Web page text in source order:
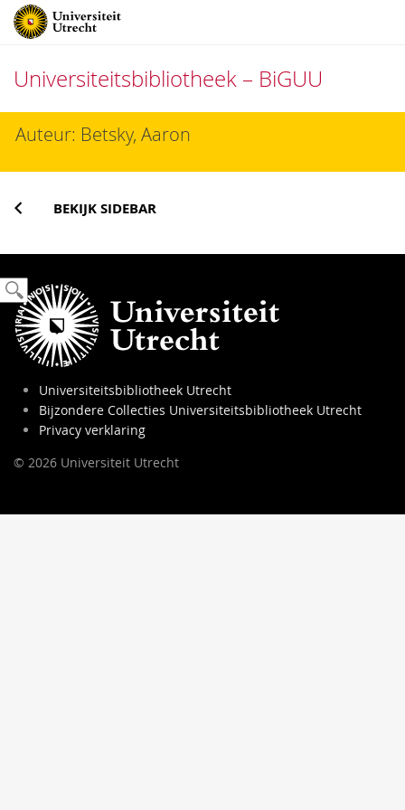
Universiteitsbibliotheek – BiGUU
naarAuteur: Betsky, Aaron
BEKIJK SIDEBAR
Universiteitsbibliotheek Utrecht
Bijzondere Collecties Universiteitsbibliotheek Utrecht
Privacy verklaring
© 2026 Universiteit Utrecht